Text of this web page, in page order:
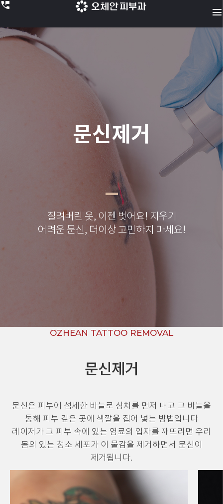
perm_phone_msg
menu
문신제거
질려버린 옷, 이젠 벗어요! 지우기
어려운 문신, 더이상 고민하지 마세요!
OZHEAN TATTOO REMOVAL
문신제거
문신은 피부에 섬세한 바늘로 상처를 먼저 내고 그 바늘을
통해 피부 깊은 곳에 색깔을 집어 넣는 방법입니다
레이저가 그 피부 속에 있는 염료의 입자를 깨뜨리면 우리
몸의 있는 청소 세포가 이 물감을 제거하면서 문신이
제거됩니다.